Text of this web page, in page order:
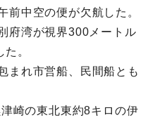
前中空の便が欠航した。
府湾が視界300メートル
。
まれ市営船、民間船とも
崎の東北東約8キロの伊